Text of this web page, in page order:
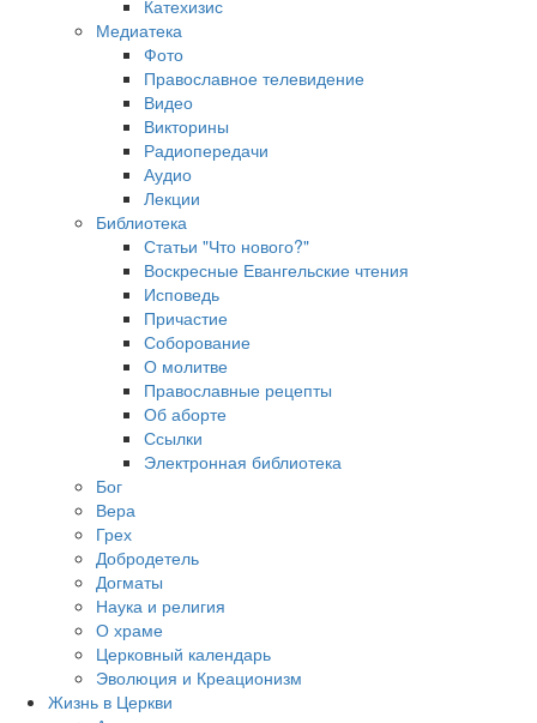
Катехизис
Медиатека
Фото
Православное телевидение
Видео
Викторины
Радиопередачи
Аудио
Лекции
Библиотека
Статьи "Что нового?"
Воскресные Евангельские чтения
Исповедь
Причастие
Соборование
О молитве
Православные рецепты
Об аборте
Ссылки
Электронная библиотека
Бог
Вера
Грех
Добродетель
Догматы
Наука и религия
О храме
Церковный календарь
Эволюция и Креационизм
Жизнь в Церкви